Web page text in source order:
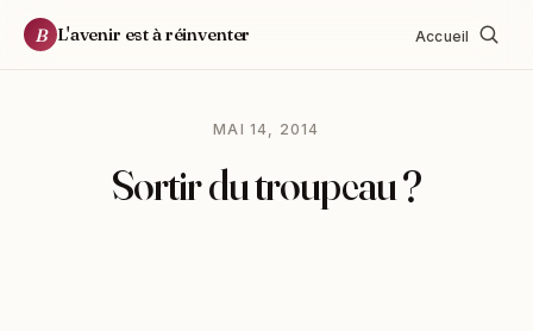
B L'avenir est à réinventer Accueil
MAI 14, 2014
Sortir du troupeau ?